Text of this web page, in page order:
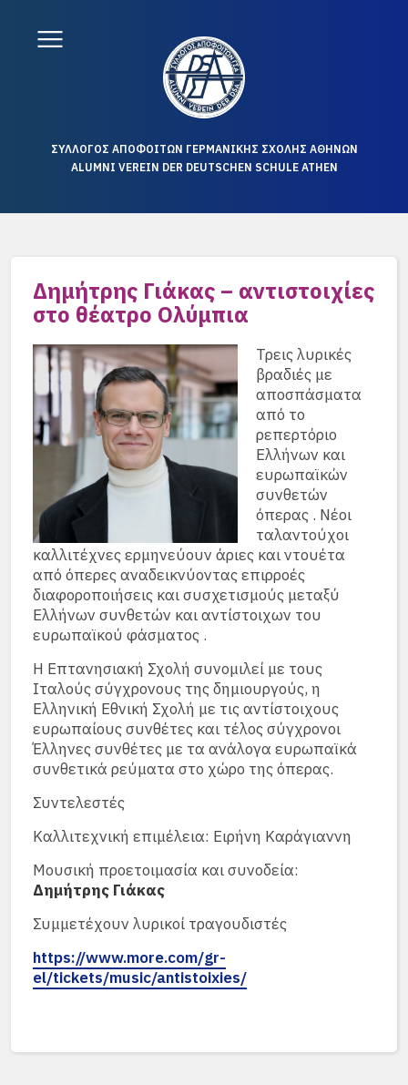
ΣΥΛΛΟΓΟΣ ΑΠΟΦΟΙΤΩΝ ΓΕΡΜΑΝΙΚΗΣ ΣΧΟΛΗΣ ΑΘΗΝΩΝ
ALUMNI VEREIN DER DEUTSCHEN SCHULE ATHEN
Δημήτρης Γιάκας – αντιστοιχίες
στο θέατρο Ολύμπια
Τρεις λυρικές
βραδιές με
αποσπάσματα
από το
ρεπερτόριο
Ελλήνων και
ευρωπαϊκών
συνθετών
όπερας . Νέοι
ταλαντούχοι
καλλιτέχνες ερμηνεύουν άριες και ντουέτα
από όπερες αναδεικνύοντας επιρροές
διαφοροποιήσεις και συσχετισμούς μεταξύ
Ελλήνων συνθετών και αντίστοιχων του
ευρωπαϊκού φάσματος .
Η Επτανησιακή Σχολή συνομιλεί με τους
Ιταλούς σύγχρονους της δημιουργούς, η
Ελληνική Εθνική Σχολή με τις αντίστοιχους
ευρωπαίους συνθέτες και τέλος σύγχρονοι
Έλληνες συνθέτες με τα ανάλογα ευρωπαϊκά
συνθετικά ρεύματα στο χώρο της όπερας.
Συντελεστές
Καλλιτεχνική επιμέλεια: Ειρήνη Καράγιαννη
Μουσική προετοιμασία και συνοδεία:
Δημήτρης Γιάκας
Συμμετέχουν λυρικοί τραγουδιστές
https://www.more.com/gr-
el/tickets/music/antistoixies/